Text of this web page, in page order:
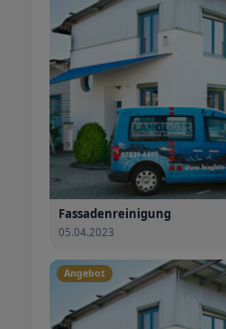
Fassadenreinigung
05.04.2023
Angebot